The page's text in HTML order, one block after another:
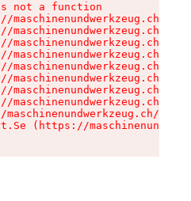
not a function
maschinenundwerkzeug.ch/
maschinenundwerkzeug.ch/
maschinenundwerkzeug.ch/
maschinenundwerkzeug.ch/
maschinenundwerkzeug.ch/
maschinenundwerkzeug.ch/
maschinenundwerkzeug.ch/
maschinenundwerkzeug.ch/
maschinenundwerkzeug.ch/
(https://